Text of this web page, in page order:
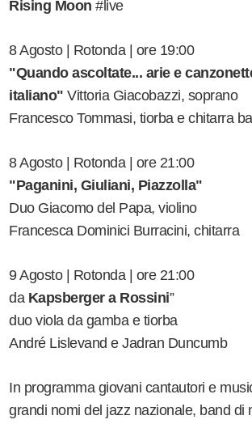
Rising Moon #live
8 Agosto | Rotonda | ore 19:00
"Quando ascoltate... arie e
italiano" Vittoria Giacobazzi, soprano
Francesco Tommasi, tiorba e chitarra
8 Agosto | Rotonda | ore 21:00
"Paganini, Giuliani, Piazzolla"
Duo Giacomo del Papa, violino
Francesca Dominici Burracini, chitarra
9 Agosto | Rotonda | ore 21:00
daKapsberger a Rossini”
duo viola da gamba e tiorba
André Lislevand e Jadran Duncumb
In programma giovani cantautori e
grandi nomi del jazz nazionale, band di